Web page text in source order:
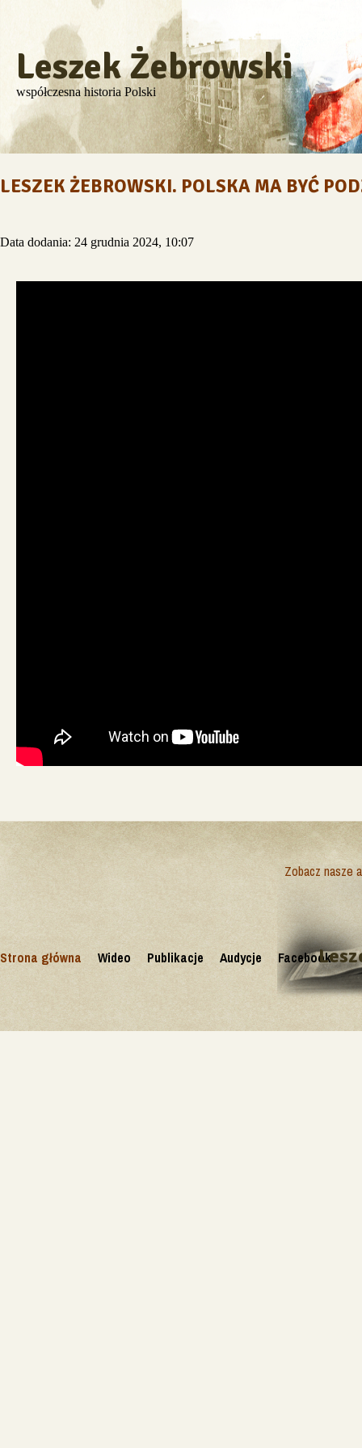
Leszek Żebrowski
współczesna historia Polski
LESZEK ŻEBROWSKI. POLSKA MA BYĆ
Data dodania: 24 grudnia 2024, 10:07
Strona główna Wideo Publikacje Audycje Facebook
Zobacz nasze